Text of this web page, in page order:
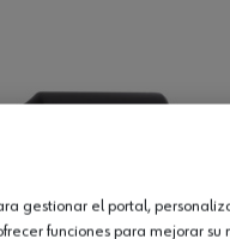
gestionar el portal,
funciones para mejorar su